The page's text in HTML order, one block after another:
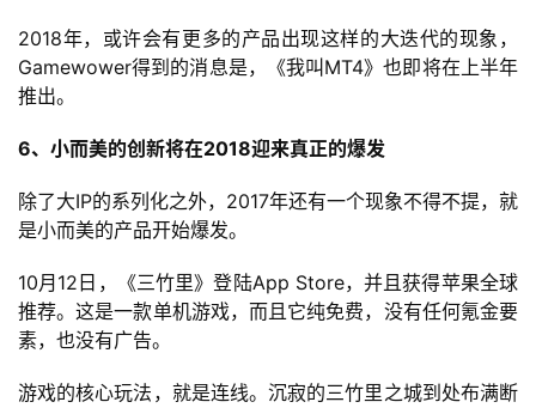
日
游
茶
接
上
海
站
2018年，或许会有更多的产品出现这样的大迭代的现象，
Gamewower得到的消息是，《我叫MT4》也即将在上半年
推出。
6、小而美的创新将在2018迎来真正的爆发
除了大IP的系列化之外，2017年还有一个现象不得不提，就
是小而美的产品开始爆发。
10月12日，《三竹里》登陆App Store，并且获得苹果全球
推荐。这是一款单机游戏，而且它纯免费，没有任何氪金要
素，也没有广告。
游戏的核心玩法，就是连线。沉寂的三竹里之城到处布满断